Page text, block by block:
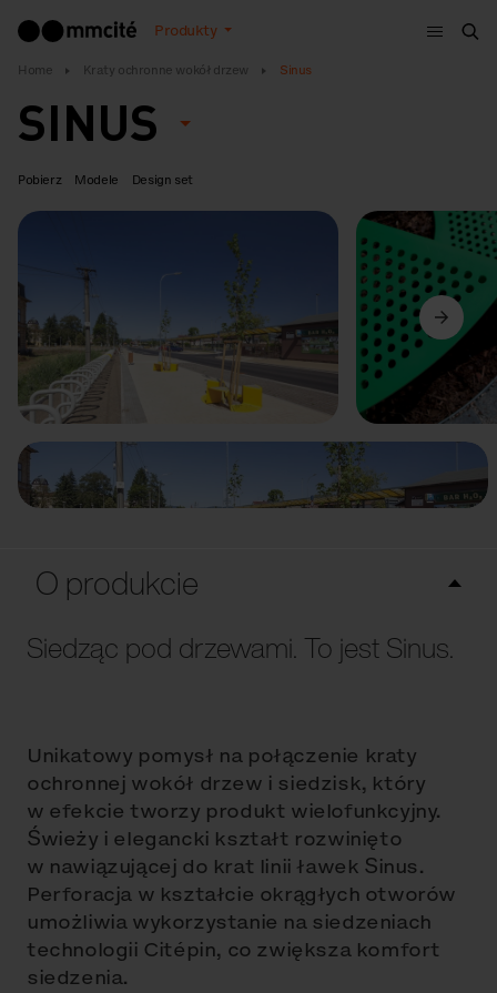
Produkty
Menu
Home Kraty ochronne wokół drzew Sinus
SINUS
Pobierz Modele Design set
Poprzedni Dalej
O produkcie
Siedząc pod drzewami. To jest Sinus.
Unikatowy pomysł na połączenie kraty
ochronnej wokół drzew i siedzisk, który
w efekcie tworzy produkt wielofunkcyjny.
Świeży i elegancki kształt rozwinięto
w nawiązującej do krat linii ławek Sinus.
Perforacja w kształcie okrągłych otworów
umożliwia wykorzystanie na siedzeniach
technologii Citépin, co zwiększa komfort
siedzenia.